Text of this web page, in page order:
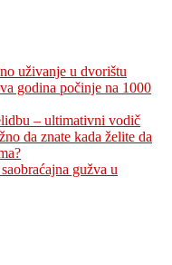
uživanje u dvorištu
godina počinje na 1000
– ultimativni vodič
da znate kada želite da
gužva u